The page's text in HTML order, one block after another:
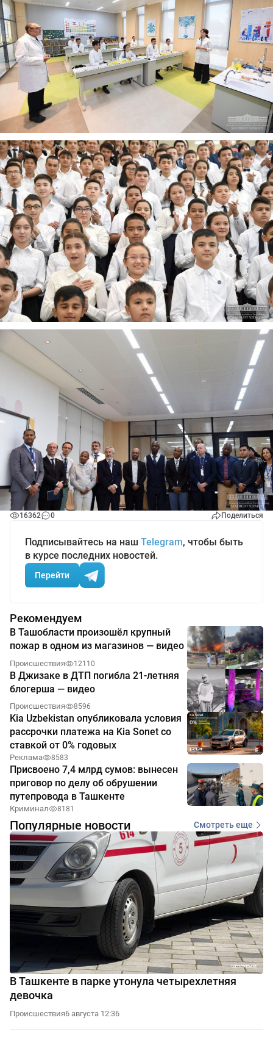
16362 0 Поделиться
Подписывайтесь на наш Telegram, чтобы быть
в курсе последних новостей.
Перейти
Рекомендуем
В Ташобласти произошёл крупный
пожар в одном из магазинов — видео
Происшествия 12110
В Джизаке в ДТП погибла 21-летняя
блогерша — видео
Происшествия 8596
Kia Uzbekistan опубликовала условия
рассрочки платежа на Kia Sonet со
ставкой от 0% годовых
Реклама 8583
Присвоено 7,4 млрд сумов: вынесен
приговор по делу об обрушении
путепровода в Ташкенте
Криминал 8181
Популярные новости Смотреть еще
В Ташкенте в парке утонула четырехлетняя
девочка
Происшествия6 августа 12:36